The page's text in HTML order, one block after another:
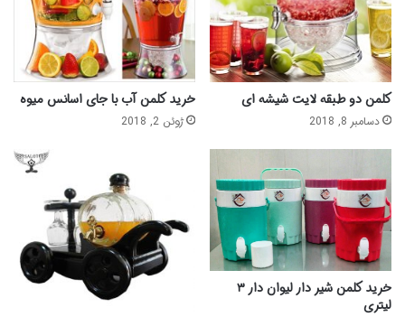
کلمن دو طبقه لایت شیشه ای
دسامبر 8, 2018
خرید کلمن آب با جای اسانس میوه
ژوئن 2, 2018
خرید کلمن شیر دار لیوان دار ۳
لیتری